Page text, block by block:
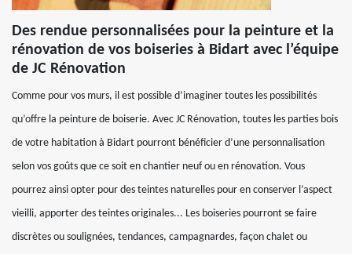
Des rendue personnalisées pour la peinture et la
rénovation de vos boiseries à Bidart avec l’équipe
de JC Rénovation
Comme pour vos murs, il est possible d’imaginer toutes les possibilités
qu’offre la peinture de boiserie. Avec JC Rénovation, toutes les parties bois
de votre habitation à Bidart pourront bénéficier d’une personnalisation
selon vos goûts que ce soit en chantier neuf ou en rénovation. Vous
pourrez ainsi opter pour des teintes naturelles pour en conserver l’aspect
vieilli, apporter des teintes originales... Les boiseries pourront se faire
discrètes ou soulignées, tendances, campagnardes, façon chalet ou